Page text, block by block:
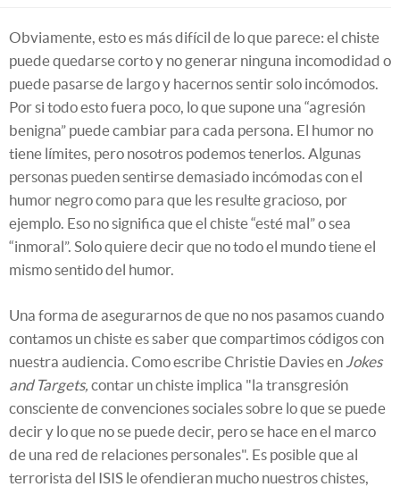
Obviamente, esto es más difícil de lo que parece: el chiste
puede quedarse corto y no generar ninguna incomodidad o
puede pasarse de largo y hacernos sentir solo incómodos.
Por si todo esto fuera poco, lo que supone una “agresión
benigna” puede cambiar para cada persona. El humor no
tiene límites, pero nosotros podemos tenerlos. Algunas
personas pueden sentirse demasiado incómodas con el
humor negro como para que les resulte gracioso, por
ejemplo. Eso no significa que el chiste “esté mal” o sea
“inmoral”. Solo quiere decir que no todo el mundo tiene el
mismo sentido del humor.
Una forma de asegurarnos de que no nos pasamos cuando
contamos un chiste es saber que compartimos códigos con
nuestra audiencia. Como escribe Christie Davies en Jokes
and Targets, contar un chiste implica "la transgresión
consciente de convenciones sociales sobre lo que se puede
decir y lo que no se puede decir, pero se hace en el marco
de una red de relaciones personales". Es posible que al
terrorista del ISIS le ofendieran mucho nuestros chistes,